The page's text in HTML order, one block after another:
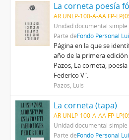
AR UNLP-100-A-AA FP-
Unidad documental simple
Parte deFondo Personal
Página en la que se
año de la primera
Pazos, La corneta,
Federico V".
Pazos, Luis
La corneta (tapa)
AR UNLP-100-A-AA FP-
Unidad documental simple
Parte deFondo Personal